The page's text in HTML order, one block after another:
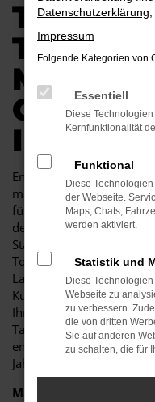
TOYOTA
IHREM
Endlich angekommen:
machen Sie alles richtig
für diese Stadt.
der sparsamen und
Stadtverkehr von
Toyota Hilux jedoch
Landstraße geeignet.
Kunde aus Cottbus im
Ihnen den Toyota Hilux
Tageszulassung. Wer
entscheidet sich für ein
Jahreswagen.
Marken
Datenschutzerklärung
Impressum
Folgende Kategorien von
Essentiell
Diese
Kernfunktionalität
Funktional
Diese
der Webseite.
Maps, Chats,
werden aktiviert.
Statistik und
Diese
Webseite zu
zu verbessern.
die von dritten
Sie auf anderen
zu schalten, die für